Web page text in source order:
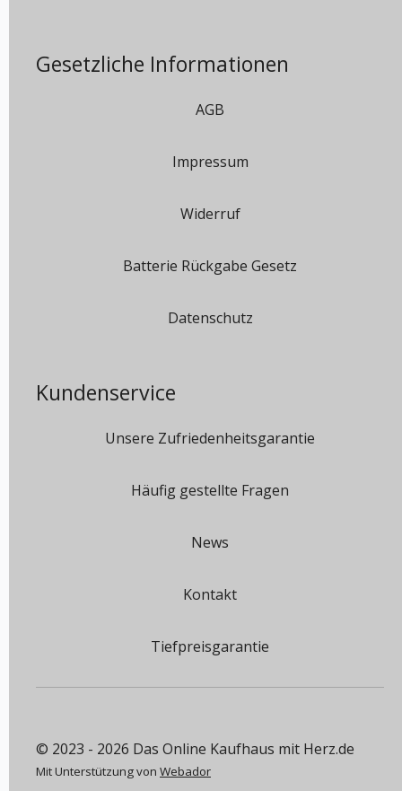
Gesetzliche Informationen
AGB
Impressum
Widerruf
Batterie Rückgabe Gesetz
Datenschutz
Kundenservice
Unsere Zufriedenheitsgarantie
Häufig gestellte Fragen
News
Kontakt
Tiefpreisgarantie
© 2023 - 2026 Das Online Kaufhaus mit Herz.de
Mit Unterstützung von Webador